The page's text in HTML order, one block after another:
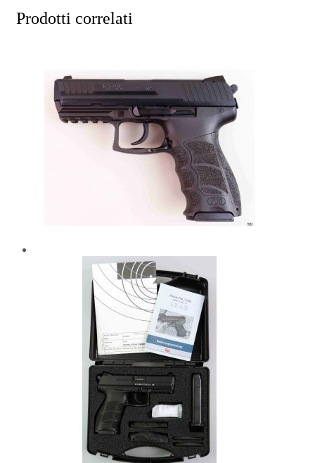
Prodotti correlati